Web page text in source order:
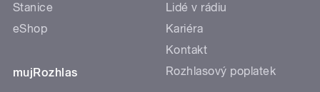
Stanice
eShop
mujRozhlas
Lidé v rádiu
Kariéra
Kontakt
Rozhlasový poplatek